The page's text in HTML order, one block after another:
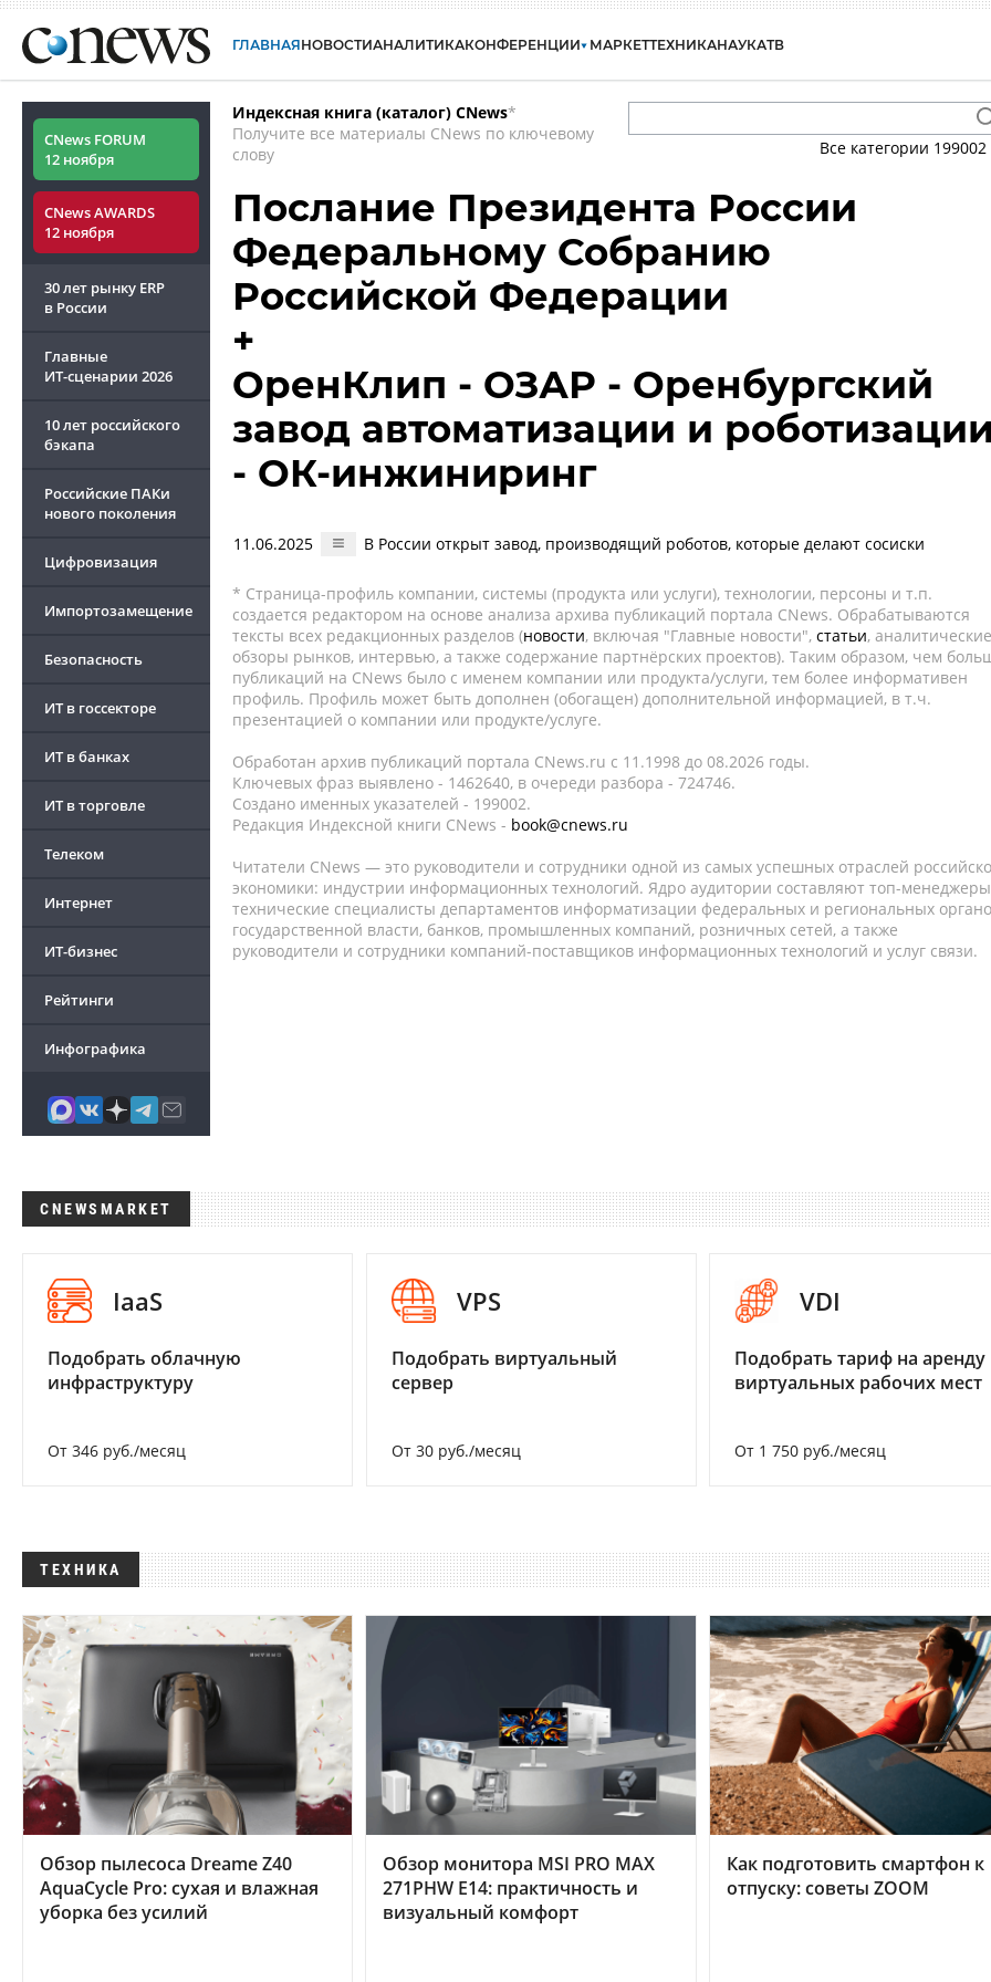
ГЛАВНАЯНОВОСТИАНАЛИТИКАКОНФЕРЕНЦИИ МАРКЕТТЕХНИКАНАУКАТВ
CNews FORUM
12 ноября
CNews AWARDS
12 ноября
30 лет рынку ERP
в России
Главные
ИТ-сценарии 2026
10 лет российского
бэкапа
Российские ПАКи
нового поколения
Цифровизация
Импортозамещение
Безопасность
ИТ в госсекторе
ИТ в банках
ИТ в торговле
Телеком
Интернет
ИТ-бизнес
Рейтинги
Инфографика
Индексная книга (каталог) CNews*
Получите все материалы CNews по ключевому
слову
Все категории 199002
Послание Президента России
Федеральному Собранию
Российской Федерации
+
ОренКлип - ОЗАР - Оренбургский
завод автоматизации и роботизации
- ОК-инжиниринг
11.06.2025 В России открыт завод, производящий роботов, которые делают сосиски
* Страница-профиль компании, системы (продукта или услуги), технологии, персоны и т.п.
создается редактором на основе анализа архива публикаций портала CNews. Обрабатываются
тексты всех редакционных разделов (новости, включая "Главные новости", статьи, аналитические
обзоры рынков, интервью, а также содержание партнёрских проектов). Таким образом, чем
публикаций на CNews было с именем компании или продукта/услуги, тем более информативен
профиль. Профиль может быть дополнен (обогащен) дополнительной информацией, в т.ч.
презентацией о компании или продукте/услуге.
Обработан архив публикаций портала CNews.ru c 11.1998 до 08.2026 годы.
Ключевых фраз выявлено - 1462640, в очереди разбора - 724746.
Создано именных указателей - 199002.
Редакция Индексной книги CNews - book@cnews.ru
Читатели CNews — это руководители и сотрудники одной из самых успешных отраслей
экономики: индустрии информационных технологий. Ядро аудитории составляют топ-
технические специалисты департаментов информатизации федеральных и региональных
государственной власти, банков, промышленных компаний, розничных сетей, а также
руководители и сотрудники компаний-поставщиков информационных технологий и услуг связи.
CNEWSMARKET
IaaS
Подобрать облачную
инфраструктуру
От 346 руб./месяц
VPS
Подобрать виртуальный
сервер
От 30 руб./месяц
VDI
Подобрать тариф на аренду
виртуальных рабочих мест
От 1 750 руб./месяц
ТЕХНИКА
Обзор пылесоса Dreame Z40
AquaCycle Pro: сухая и влажная
уборка без усилий
Обзор монитора MSI PRO MAX
271PHW E14: практичность и
визуальный комфорт
Как подготовить смартфон к
отпуску: советы ZOOM